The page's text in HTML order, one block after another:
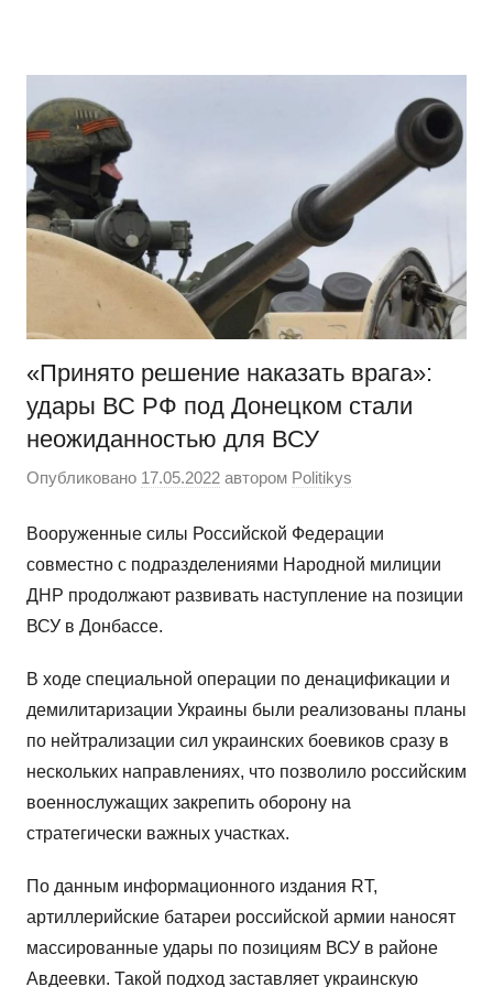
содержимому
на
WordPress
«Принято решение наказать врага»:
удары ВС РФ под Донецком стали
неожиданностью для ВСУ
Опубликовано 17.05.2022 автором Politikys
Вооруженные силы Российской Федерации
совместно с подразделениями Народной милиции
ДНР продолжают развивать наступление на позиции
ВСУ в Донбассе.
В ходе специальной операции по денацификации и
демилитаризации Украины были реализованы планы
по нейтрализации сил украинских боевиков сразу в
нескольких направлениях, что позволило российским
военнослужащих закрепить оборону на
стратегически важных участках.
По данным информационного издания RT,
артиллерийские батареи российской армии наносят
массированные удары по позициям ВСУ в районе
Авдеевки. Такой подход заставляет украинскую